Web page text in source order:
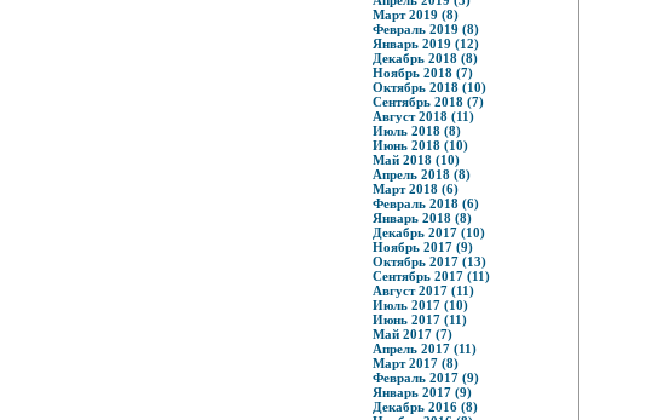
Март 2019 (8)
Февраль 2019 (8)
Январь 2019 (12)
Декабрь 2018 (8)
Ноябрь 2018 (7)
Октябрь 2018 (10)
Сентябрь 2018 (7)
Август 2018 (11)
Июль 2018 (8)
Июнь 2018 (10)
Май 2018 (10)
Апрель 2018 (8)
Март 2018 (6)
Февраль 2018 (6)
Январь 2018 (8)
Декабрь 2017 (10)
Ноябрь 2017 (9)
Октябрь 2017 (13)
Сентябрь 2017 (11)
Август 2017 (11)
Июль 2017 (10)
Июнь 2017 (11)
Май 2017 (7)
Апрель 2017 (11)
Март 2017 (8)
Февраль 2017 (9)
Январь 2017 (9)
Декабрь 2016 (8)